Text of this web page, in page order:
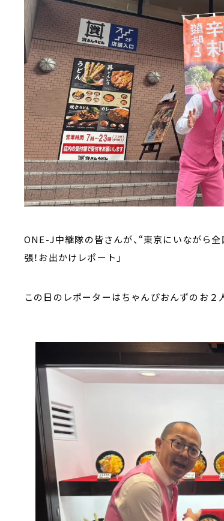
ONE-J中継隊の皆さんが、“東京にいながら
張！お出かけレポート」
この日のレポーターはちゃんぴおんずのお２人